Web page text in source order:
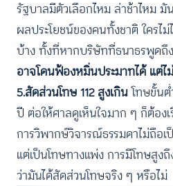
รัฐบาลมีตัวเลือกไหม ล่าช้าไหม มั
ผลประโยชน์ของคนทั้งชาติ ใครไ
บ้าง ทั้งที่หากบริษัทที่ธนาธรพูดถึ
อาจโดนฟ้องหมิ่นประมาทได้ แต่ไม่
5.สัดส่วนโทษ 112 สูงเกินโทษขั้น
ปี ต่อให้ศาลดูเห็นใจมาก ๆ ก็ต้อง
การวิพากษ์วิจารณ์ธรรมดาไม่ถือ
แต่เป็นโทษทางแพ่ง การมีโทษสูง
ว่ามันได้สัดส่วนโทษจริง ๆ หรือไม่